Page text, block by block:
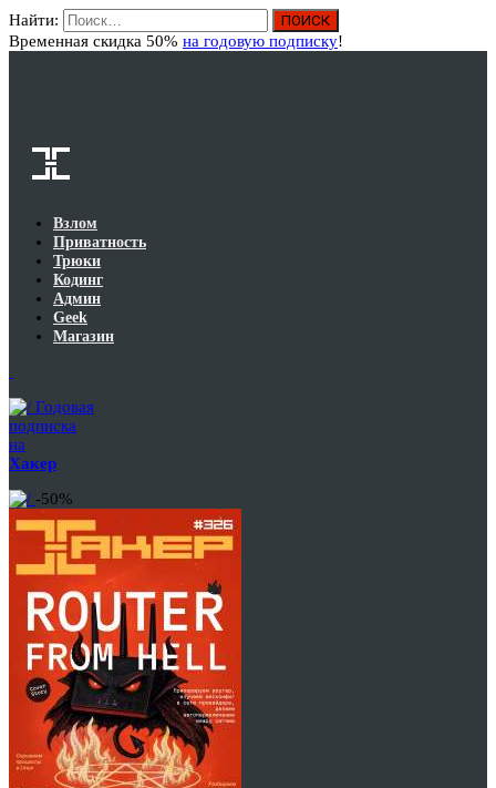
Найти:
Временная скидка 50% на годовую подписку!
Взлом
Приватность
Трюки
Кодинг
Админ
Geek
Магазин
Годовая
подписка
на
Хакер
-50%